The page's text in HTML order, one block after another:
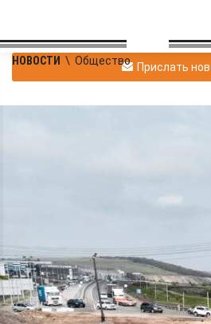
НОВОСТИ \ Общество Прислать
Красноярска»
Солонцов